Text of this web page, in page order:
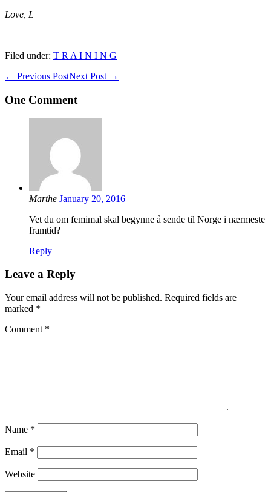
Love, L
Filed under: T R A I N I N G
Post
← Previous PostNext Post →
One Comment
Marthe January 20, 2016
Vet du om femimal skal begynne å sende til Norge i nærmeste
framtid?
Reply
Leave a Reply
Your email address will not be published. Required fields are
marked *
Comment *
Name *
Email *
Website